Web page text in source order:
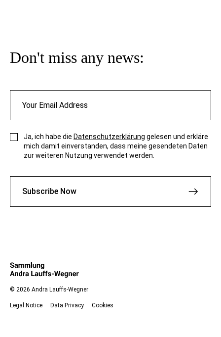
Don't miss any news:
Ja, ich habe die Datenschutzerklärung gelesen und erkläre
mich damit einverstanden, dass meine gesendeten Daten
zur weiteren Nutzung verwendet werden.
Subscribe Now
© 2026 Andra Lauffs-Wegner
Legal Notice Data Privacy Cookies